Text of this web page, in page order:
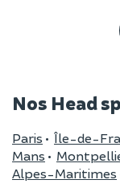
Nos Head
Paris • Île-de-
Mans •
Alpes-Maritimes